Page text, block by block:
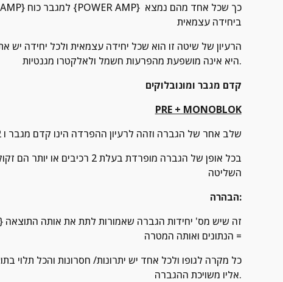
ביחידה עצמאית
היא אינה מושפעת מהפרעות חשמל ולאלקטרו מגנטיות.
קדם מגבר ומונובלוקים
PRE + MONOBLOK
שלב אחר של הגברה וזהה לרעיון ההפרדה הינו קדם מגבר ו 2 מגברי כוח כאשר מגבר כוח אחד אחראי על צד ימין והשני על צד שמאל
השליטה
הבהרה:
הנתונים ואותה המטרה =
אליו משויכת ההגברה.